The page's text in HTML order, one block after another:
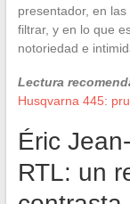
presentador, en
filtrar, y en lo que
notoriedad e
Lectura
Husqvarna 445:
Éric
RTL: un